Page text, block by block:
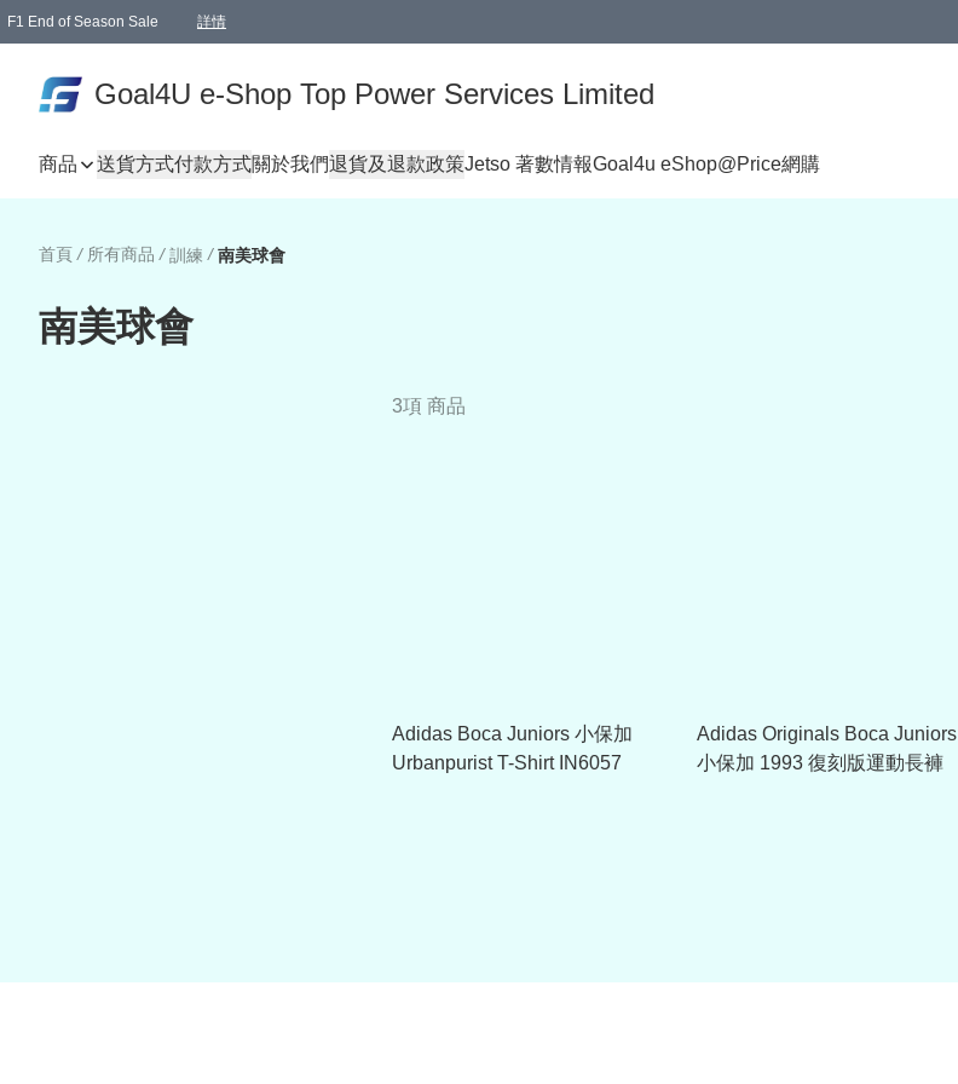
F1 End of Season Sale 詳情
Goal4U e-Shop Top Power Services Limited
商品 送貨方式付款方式關於我們退貨及退款政策Jetso 著數情報Goal4u eShop@Price網購
首頁 / 所有商品 / 訓練 / 南美球會
南美球會
3項 商品
Adidas Boca Juniors 小保加
Urbanpurist T-Shirt IN6057
Adidas Originals Boca Juniors
小保加 1993 復刻版運動長褲